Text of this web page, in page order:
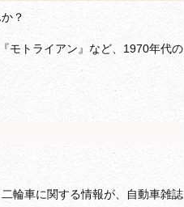
？
モトライアン』など、1970年代の
輪車に関する情報が、自動車雑誌